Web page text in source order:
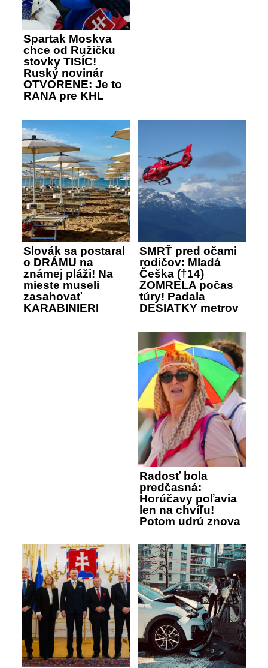
Spartak Moskva
chce od Ružičku
stovky TISÍC!
Ruský novinár
OTVORENE: Je to
RANA pre KHL
Slovák sa postaral
o DRÁMU na
známej pláži! Na
mieste museli
zasahovať
KARABINIERI
SMRŤ pred očami
rodičov: Mladá
Češka (†14)
ZOMRELA počas
túry! Padala
DESIATKY metrov
Radosť bola
predčasná:
Horúčavy poľavia
len na chvíľu!
Potom udrú znova